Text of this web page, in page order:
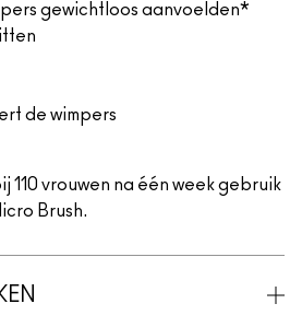
gewichtloos aanvoelden*
de wimpers
110 vrouwen na één week gebruik
Brush.